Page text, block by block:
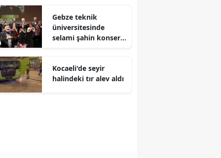
Malatya
Kahramanmaraş
Gebze teknik
üniversitesinde
selami şahin konseri
Kocaeli'de seyir
halindeki tır alev aldı